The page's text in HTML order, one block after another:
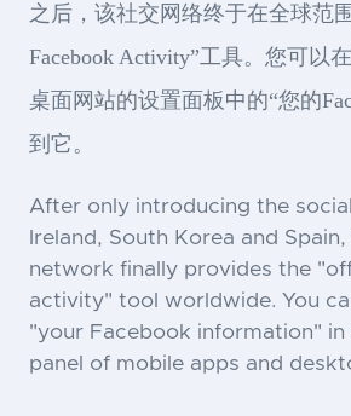
之后，该社交网络终于在全球范
Facebook Activity”工具。您可以
桌面网站的设置面板中的“您的
到它。
After only introducing the
Ireland, South Korea and Spain,
network finally provides the
activity" tool worldwide. You
"your Facebook information"
panel of mobile apps and